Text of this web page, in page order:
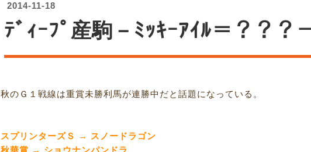
2014-11-18
ﾃﾞｨｰﾌﾟ産駒－ﾐｯｷｰｱｲﾙ＝？？？
秋のＧ１戦線は重賞未勝利馬が連勝中だと話題になっている。
スプリンターズＳ → スノードラゴン